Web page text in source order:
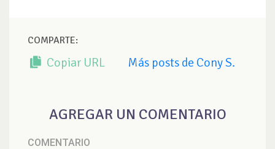
COMPARTE:
Copiar URL Más posts de Cony S.
AGREGAR UN COMENTARIO
COMENTARIO